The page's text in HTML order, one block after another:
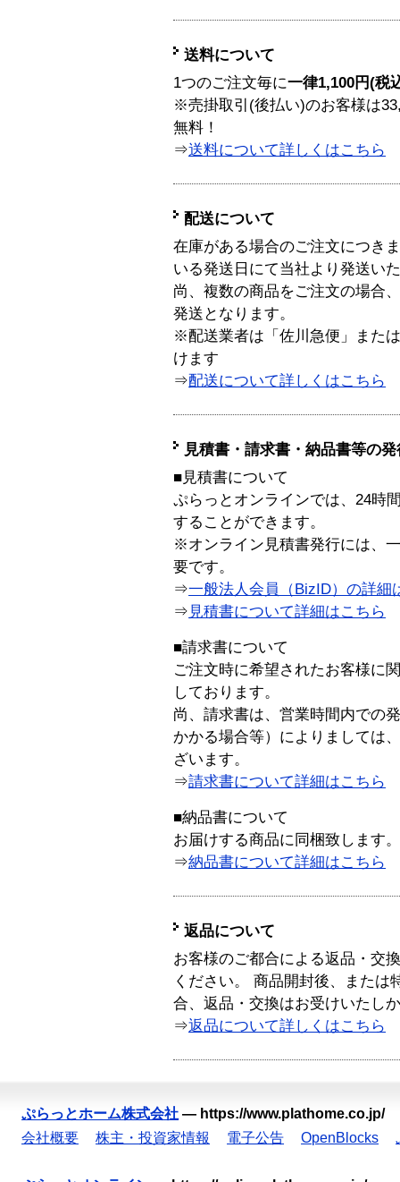
送料について
1つのご注文毎に一律1,100円(税
※売掛取引(後払い)のお客様は
無料！
⇒送料について詳しくはこちら
配送について
在庫がある場合のご注文につき
いる発送日にて当社より発送い
尚、複数の商品をご注文の場合
発送となります。
※配送業者は「佐川急便」また
けます
⇒配送について詳しくはこちら
見積書・請求書・納品書等の
■見積書について
ぷらっとオンラインでは、24時
することができます。
※オンライン見積書発行には、
要です。
⇒一般法人会員（BizID）の詳細
⇒ 見積書について詳細はこちら
■請求書について
ご注文時に希望されたお客様に
しております。
尚、請求書は、営業時間内での
かかる場合等）によりましては
ざいます。
⇒請求書について詳細はこちら
■納品書について
お届けする商品に同梱致します。
⇒納品書について詳細はこちら
返品について
お客様のご都合による返品・交
ください。 商品開封後、または
合、返品・交換はお受けいたし
⇒返品について詳しくはこちら
ぷらっとホーム株式会社 — https://www.plathome.co.jp/
会社概要
株主・投資家情報 電子公告 OpenBlocks